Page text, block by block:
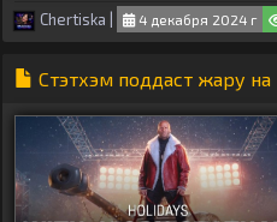
Chertiska 4 декабря 2024 г
Стэтхэм поддаст жару